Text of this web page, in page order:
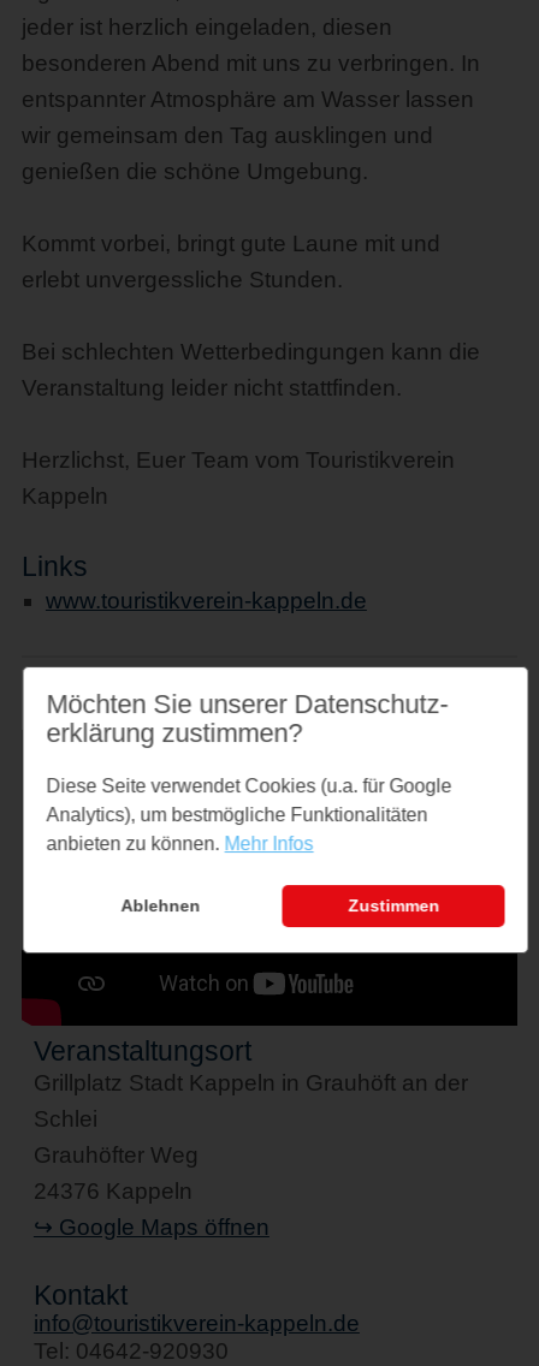
jeder ist herzlich eingeladen, diesen
besonderen Abend mit uns zu verbringen. In
entspannter Atmosphäre am Wasser lassen
wir gemeinsam den Tag ausklingen und
genießen die schöne Umgebung.
Kommt vorbei, bringt gute Laune mit und
erlebt unvergessliche Stunden.
Bei schlechten Wetterbedingungen kann die
Veranstaltung leider nicht stattfinden.
Herzlichst, Euer Team vom Touristikverein
Kappeln
Links
www.touristikverein-kappeln.de
Veranstaltungsort
Grillplatz Stadt Kappeln in Grauhöft an der
Schlei
Grauhöfter Weg
24376 Kappeln
↪ Google Maps öffnen
Kontakt
info@touristikverein-kappeln.de
Tel: 04642-920930
Möchten Sie unserer Datenschutz­
erklärung zustimmen?
Diese Seite verwendet Cookies (u.a. für Google
Analytics), um bestmögliche Funktionalitäten
anbieten zu können. Mehr Infos
Ablehnen Zustimmen